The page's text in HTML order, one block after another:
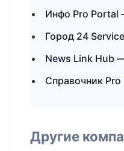
Инфо Pro Portal
Город 24
News Link Hub
Справочник
Другие